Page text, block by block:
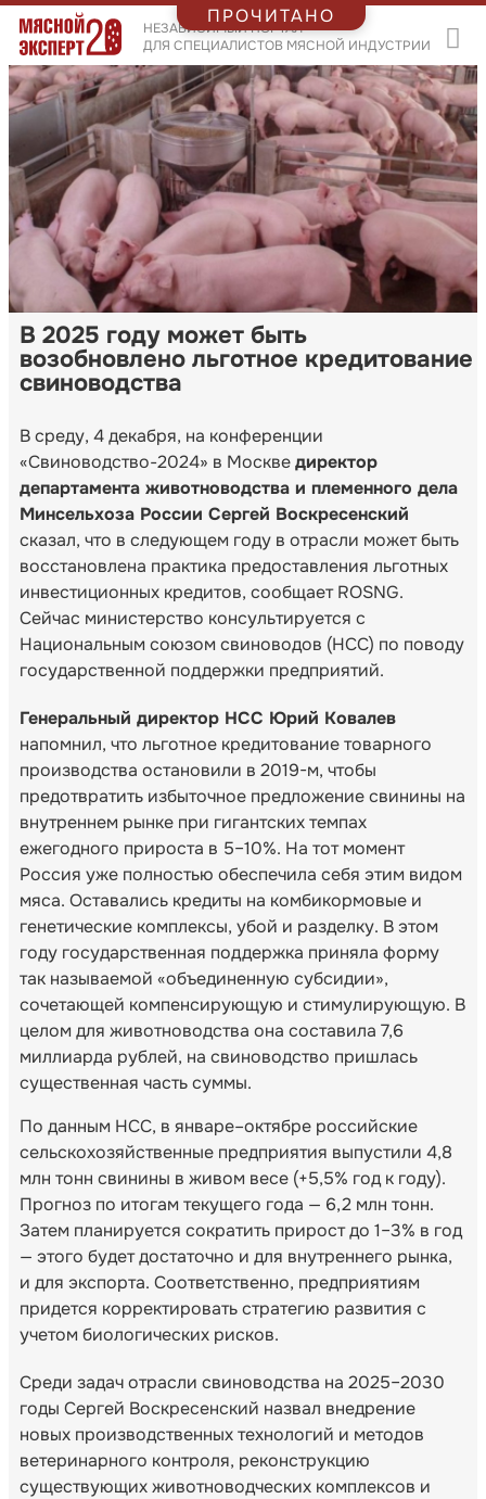
НЕЗАВИСИМЫЙ ПОРТАЛ
ДЛЯ СПЕЦИАЛИСТОВ МЯСНОЙ ИНДУСТРИИ
В 2025 году может быть
возобновлено льготное кредитование
свиноводства
В среду, 4 декабря, на конференции
«Свиноводство-2024» в Москведиректор
департамента животноводства и племенного дела
Минсельхоза России Сергей Воскресенский
сказал, что в следующем году в отрасли может быть
восстановлена практика предоставления льготных
инвестиционных кредитов, сообщает ROSNG.
Сейчас министерство консультируется с
Национальным союзом свиноводов (НСС) по поводу
государственной поддержки предприятий.
Генеральный директор НСС Юрий Ковалев
напомнил, что льготное кредитование товарного
производства остановили в 2019-м, чтобы
предотвратить избыточное предложение свинины на
внутреннем рынке при гигантских темпах
ежегодного прироста в 5–10%. На тот момент
Россия уже полностью обеспечила себя этим видом
мяса. Оставались кредиты на комбикормовые и
генетические комплексы, убой и разделку. В этом
году государственная поддержка приняла форму
так называемой «объединенную субсидии»,
сочетающей компенсирующую и стимулирующую. В
целом для животноводства она составила 7,6
миллиарда рублей, на свиноводство пришлась
существенная часть суммы.
По данным НСС, в январе–октябре российские
сельскохозяйственные предприятия выпустили 4,8
млн тонн свинины в живом весе (+5,5% год к году).
Прогноз по итогам текущего года — 6,2 млн тонн.
Затем планируется сократить прирост до 1–3% в год
— этого будет достаточно и для внутреннего рынка,
и для экспорта. Соответственно, предприятиям
придется корректировать стратегию развития с
учетом биологических рисков.
Среди задач отрасли свиноводства на 2025–2030
годы Сергей Воскресенский назвал внедрение
новых производственных технологий и методов
ветеринарного контроля, реконструкцию
существующих животноводческих комплексов и
ПРОЧИТАНО